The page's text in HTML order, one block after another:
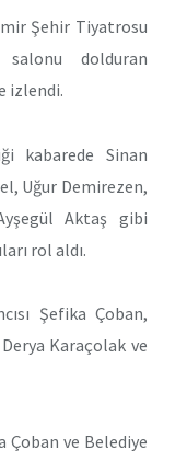
Şehir Tiyatrosu
salonu dolduran
izlendi.
kabarede Sinan
Uğur Demirezen,
Aktaş gibi
rol aldı.
Şefika Çoban,
Karaçolak ve
Çoban ve Belediye